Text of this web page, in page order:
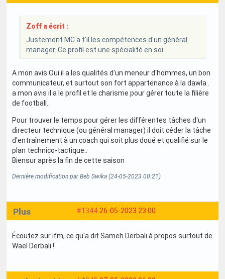
Zoff a écrit :
Justement MC a t'il les compétences d'un général
manager. Ce profil est une spécialité en soi.
A mon avis Oui il a les qualités d'un meneur d'hommes, un bon
communicateur, et surtout son fort appartenance à la dawla..
a mon avis il a le profil et le charisme pour gérer toute la filière
de football..
Pour trouver le temps pour gérer les différentes tâches d'un
directeur technique (ou général manager) il doit céder la tâche
d'entraînement à un coach qui soit plus doué et qualifié sur le
plan technico-tactique..
Biensur après la fin de cette saison
Dernière modification par Beb Swika (24-05-2023 00:21)
#1344 26-05-2023 23:00
Plus
Écoutez sur ifm, ce qu'a dit Sameh Derbali à propos surtout de
Wael Derbali !